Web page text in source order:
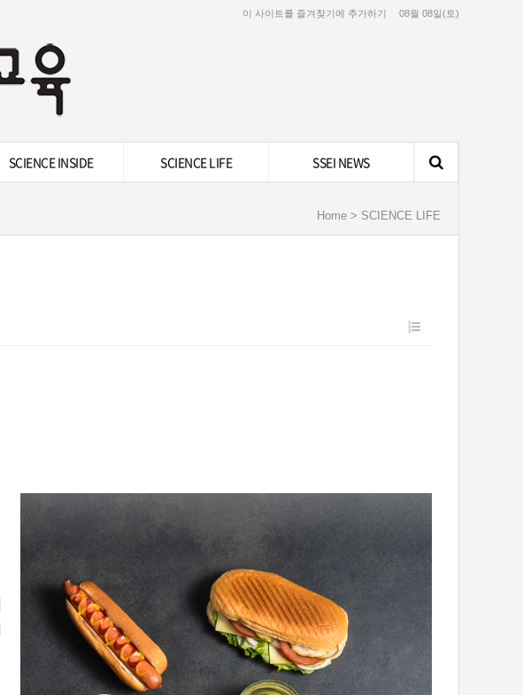
이 사이트를 즐겨찾기에 추가하기 08월 08일(토)
SCIENCE INSIDE SCIENCE LIFE SSEI NEWS
Home > SCIENCE LIFE